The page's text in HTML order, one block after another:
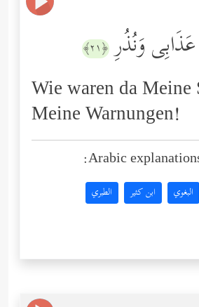
وَنُذُرِ ﴿٢١﴾
Wie waren da Meine
Meine Warnungen!
Arabic
البغوي ابن كثير الطبري